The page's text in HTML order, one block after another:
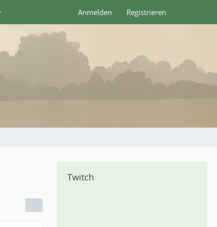
Anmelden Registrieren
Twitch